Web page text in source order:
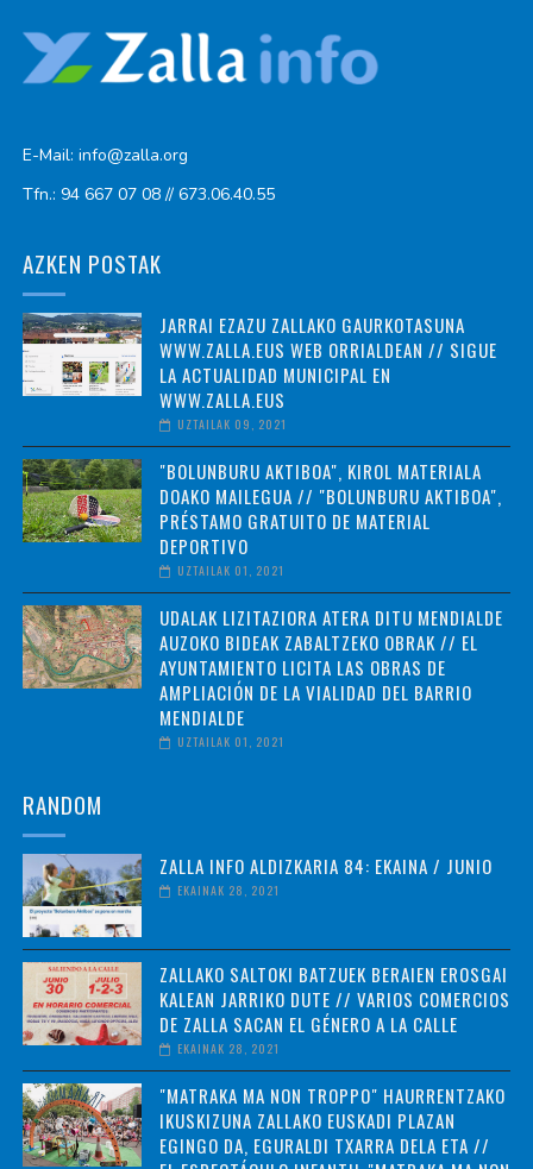
E-Mail: info@zalla.org
Tfn.: 94 667 07 08 // 673.06.40.55
AZKEN POSTAK
JARRAI EZAZU ZALLAKO GAURKOTASUNA
WWW.ZALLA.EUS WEB ORRIALDEAN // SIGUE
LA ACTUALIDAD MUNICIPAL EN
WWW.ZALLA.EUS
UZTAILAK 09, 2021
"BOLUNBURU AKTIBOA", KIROL MATERIALA
DOAKO MAILEGUA // "BOLUNBURU AKTIBOA",
PRÉSTAMO GRATUITO DE MATERIAL
DEPORTIVO
UZTAILAK 01, 2021
UDALAK LIZITAZIORA ATERA DITU MENDIALDE
AUZOKO BIDEAK ZABALTZEKO OBRAK // EL
AYUNTAMIENTO LICITA LAS OBRAS DE
AMPLIACIÓN DE LA VIALIDAD DEL BARRIO
MENDIALDE
UZTAILAK 01, 2021
RANDOM
ZALLA INFO ALDIZKARIA 84: EKAINA / JUNIO
EKAINAK 28, 2021
ZALLAKO SALTOKI BATZUEK BERAIEN EROSGAI
KALEAN JARRIKO DUTE // VARIOS COMERCIOS
DE ZALLA SACAN EL GÉNERO A LA CALLE
EKAINAK 28, 2021
"MATRAKA MA NON TROPPO" HAURRENTZAKO
IKUSKIZUNA ZALLAKO EUSKADI PLAZAN
EGINGO DA, EGURALDI TXARRA DELA ETA //